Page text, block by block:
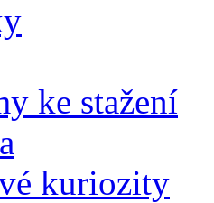
ke stažení
kuriozity